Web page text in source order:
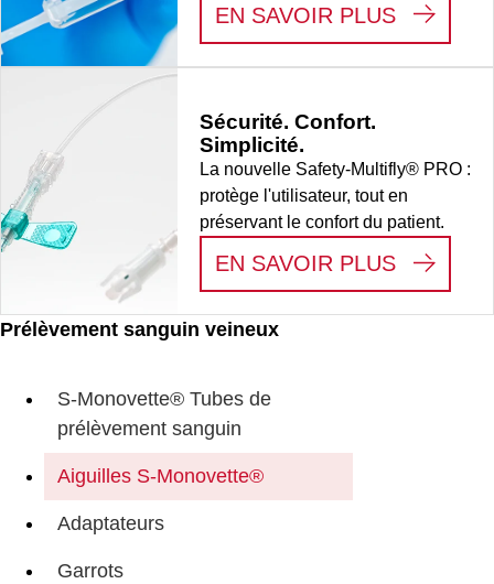
Prélèvement sanguin veineux
S-Monovette® Tubes de
prélèvement sanguin
Aiguilles S-Monovette®
Adaptateurs
Garrots
EN SAVOIR PLUS: LE
Sécurité. Confort.
Simplicité.
La nouvelle Safety-Multifly® PRO :
protège l'utilisateur, tout en
préservant le confort du patient.
EN SAVOIR PLUS: